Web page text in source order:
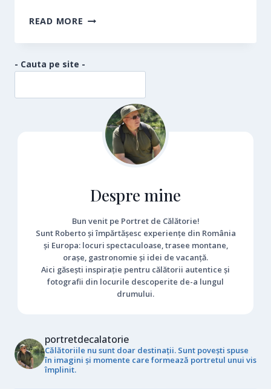
READ MORE ORASUL
- Cauta pe site -
Despre mine
Bun venit pe Portret de Călătorie!
Sunt Roberto și împărtășesc experiențe din România
și Europa: locuri spectaculoase, trasee montane,
orașe, gastronomie și idei de vacanță.
Aici găsești inspirație pentru călătorii autentice și
fotografii din locurile descoperite de-a lungul
drumului.
portretdecalatorie
Călătoriile nu sunt doar destinații. Sunt povești spuse
în imagini și momente care formează portretul unui vis
împlinit.